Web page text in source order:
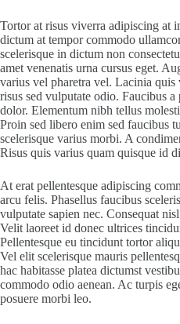
Tortor at risus viverra adipiscing at
dictum at tempor commodo
scelerisque in dictum non
amet venenatis urna cursus eget.
varius vel pharetra vel. Lacinia
risus sed vulputate odio. Faucibus
dolor. Elementum nibh tellus
Proin sed libero enim sed faucibus
scelerisque varius morbi. A
Risus quis varius quam quisque id
At erat pellentesque adipiscing
arcu felis. Phasellus faucibus
vulputate sapien nec. Consequat
Velit laoreet id donec ultrices
Pellentesque eu tincidunt tortor
Vel elit scelerisque mauris
hac habitasse platea dictumst
commodo odio aenean. Ac turpis
posuere morbi leo.